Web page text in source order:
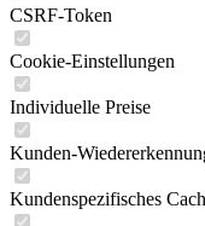
CSRF-Token
Cookie-Einstellungen
Individuelle Preise
Kunden-
Kundenspezifisches